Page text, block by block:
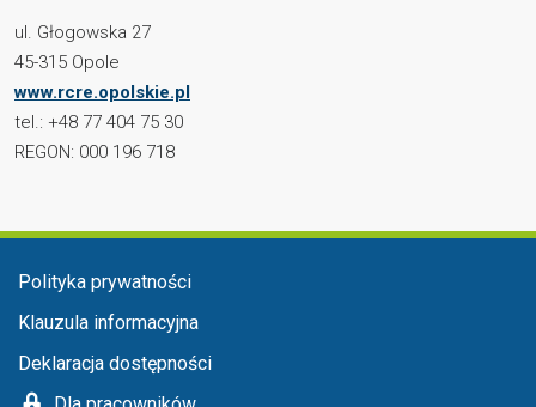
ul. Głogowska 27
45-315 Opole
www.rcre.opolskie.pl
tel.: +48 77 404 75 30
REGON: 000 196 718
Menu stopka
Polityka prywatności
Klauzula informacyjna
Deklaracja dostępności